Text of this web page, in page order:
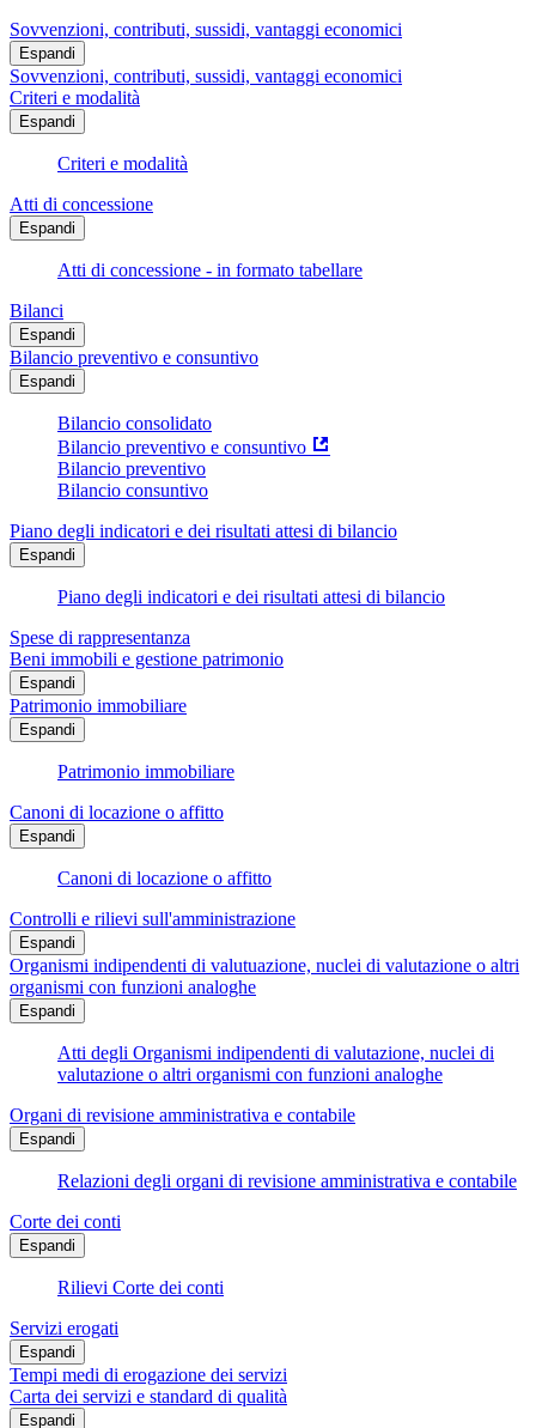
Sovvenzioni, contributi, sussidi, vantaggi economici
Espandi
Sovvenzioni, contributi, sussidi, vantaggi economici
Criteri e modalità
Espandi
Criteri e modalità
Atti di concessione
Espandi
Atti di concessione - in formato tabellare
Bilanci
Espandi
Bilancio preventivo e consuntivo
Espandi
Bilancio consolidato
Bilancio preventivo e consuntivo
Bilancio preventivo
Bilancio consuntivo
Piano degli indicatori e dei risultati attesi di bilancio
Espandi
Piano degli indicatori e dei risultati attesi di bilancio
Spese di rappresentanza
Beni immobili e gestione patrimonio
Espandi
Patrimonio immobiliare
Espandi
Patrimonio immobiliare
Canoni di locazione o affitto
Espandi
Canoni di locazione o affitto
Controlli e rilievi sull'amministrazione
Espandi
Organismi indipendenti di valutuazione, nuclei di valutazione o altri
organismi con funzioni analoghe
Espandi
Atti degli Organismi indipendenti di valutazione, nuclei di
valutazione o altri organismi con funzioni analoghe
Organi di revisione amministrativa e contabile
Espandi
Relazioni degli organi di revisione amministrativa e contabile
Corte dei conti
Espandi
Rilievi Corte dei conti
Servizi erogati
Espandi
Tempi medi di erogazione dei servizi
Carta dei servizi e standard di qualità
Espandi